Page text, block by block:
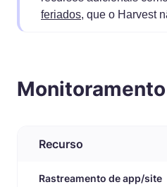
feriados, que o Harvest
Recurso
Rastreamento de app/site